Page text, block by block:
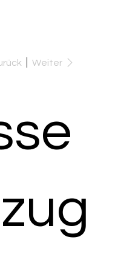
Weiter